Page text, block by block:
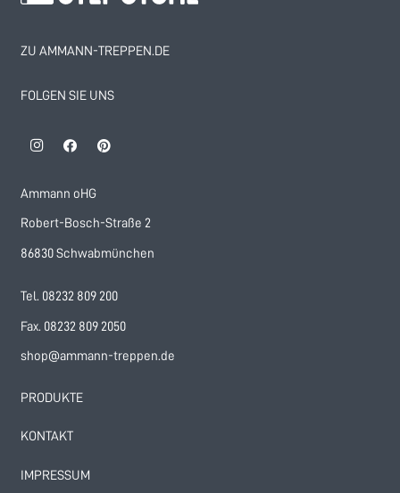
ZU AMMANN-TREPPEN.DE
FOLGEN SIE UNS
Ammann oHG
Robert-Bosch-Straße 2
86830 Schwabmünchen
Tel. 08232 809 200
Fax. 08232 809 2050
shop@ammann-treppen.de
PRODUKTE
KONTAKT
IMPRESSUM